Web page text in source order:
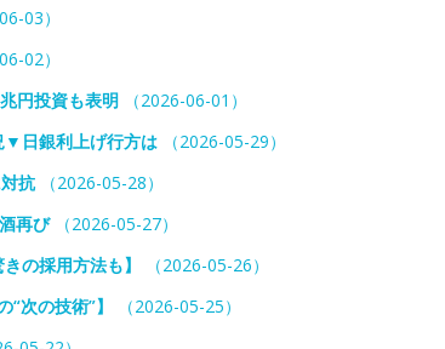
03）
02）
円投資も表明 （2026-06-01）
▼日銀利上げ行方は （2026-05-29）
抗（2026-05-28）
再び（2026-05-27）
の採用方法も】
（2026-05-26）
次の技術”】
（2026-05-25）